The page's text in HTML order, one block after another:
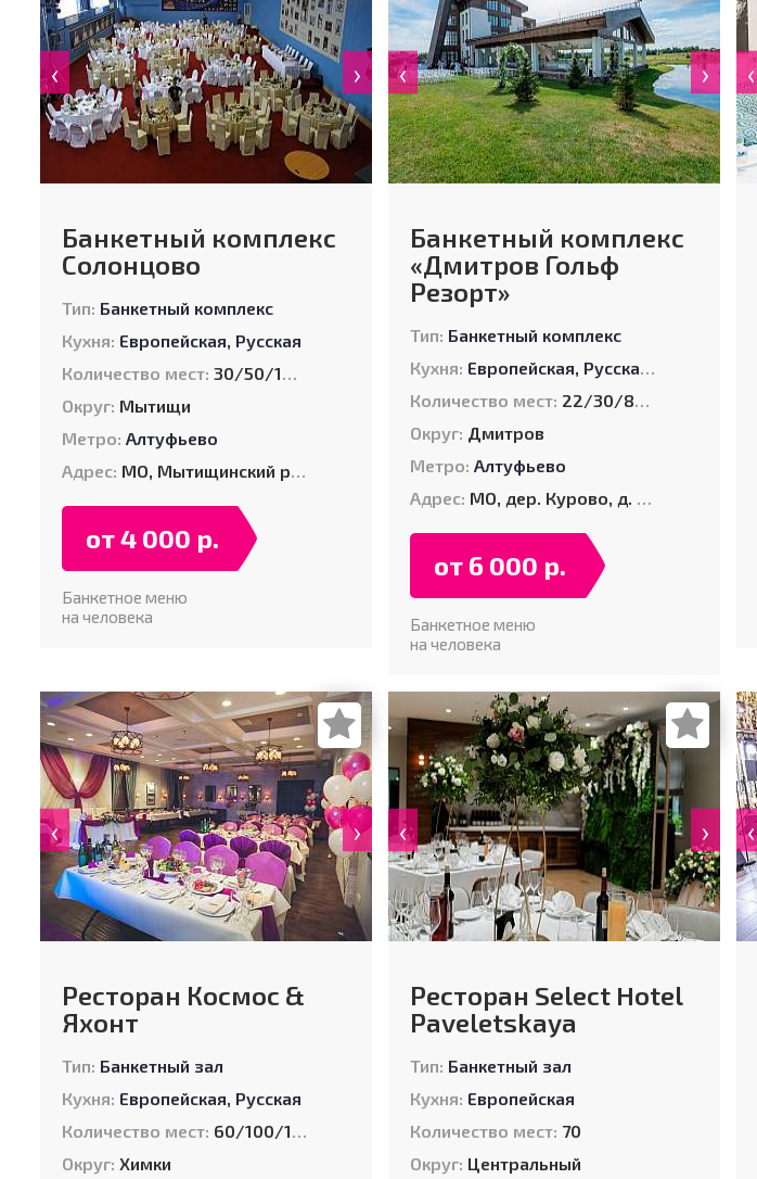
‹ ›
Банкетный комплекс
Солонцово
Тип: Банкетный комплекс
Кухня: Европейская, Русская
Количество мест: 30/50/120/120/120/300
Округ: Мытищи
Метро: Алтуфьево
Адрес: МО, Мытищинский район, поселок "Летчик-Испытатель"
от 4 000 р.
Банкетное меню
на человека
‹ ›
Банкетный комплекс
«Дмитров Гольф
Резорт»
Тип: Банкетный комплекс
Кухня: Европейская, Русская ,
Количество мест: 22/30/80/100/180/200
Округ: Дмитров
Метро: Алтуфьево
Адрес: МО, дер. Курово, д. 69
от 6 000 р.
Банкетное меню
на человека
‹
‹ ›
Ресторан Космос &
Яхонт
Тип: Банкетный зал
Кухня: Европейская, Русская
Количество мест: 60/100/120
Округ: Химки
‹ ›
Ресторан Select Hotel
Paveletskaya
Тип: Банкетный зал
Кухня: Европейская
Количество мест: 70
Округ: Центральный
‹